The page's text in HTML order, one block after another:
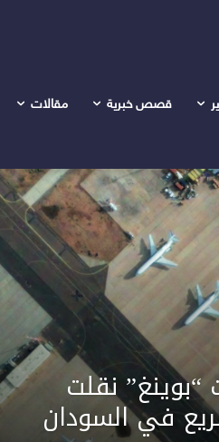
قصص خبرية مقالات
“بوينغ” نقلت
في السودان